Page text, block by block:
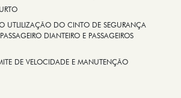
UTLILIZAÇÃO DO CINTO DE SEGURANÇA
DIANTEIRO E PASSAGEIROS
DE VELOCIDADE E MANUTENÇÃO